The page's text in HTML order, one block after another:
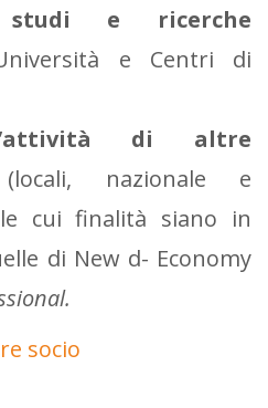
studi e ricerche
e Centri di
di altre
nazionale e
cui finalità siano in
di New d- Economy
socio